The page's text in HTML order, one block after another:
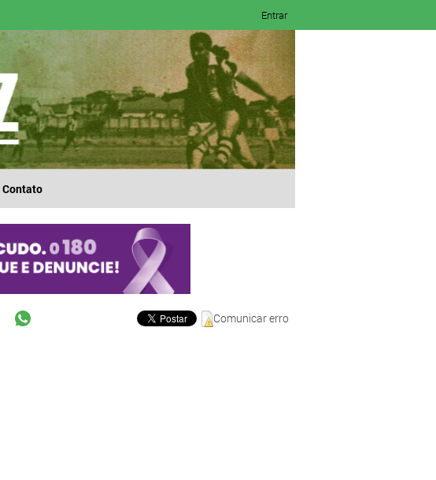
Entrar
Contato
Comunicar erro